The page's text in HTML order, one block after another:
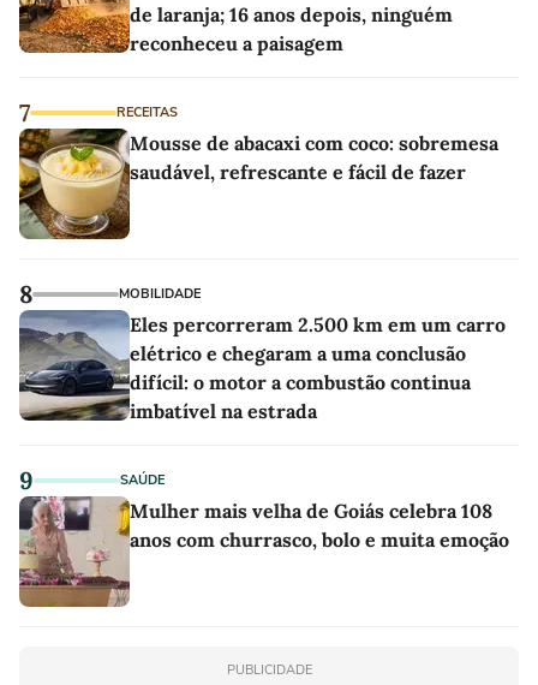
de laranja; 16 anos depois, ninguém
reconheceu a paisagem
7 RECEITAS
Mousse de abacaxi com coco: sobremesa
saudável, refrescante e fácil de fazer
8 MOBILIDADE
Eles percorreram 2.500 km em um carro
elétrico e chegaram a uma conclusão
difícil: o motor a combustão continua
imbatível na estrada
9 SAÚDE
Mulher mais velha de Goiás celebra 108
anos com churrasco, bolo e muita emoção
PUBLICIDADE